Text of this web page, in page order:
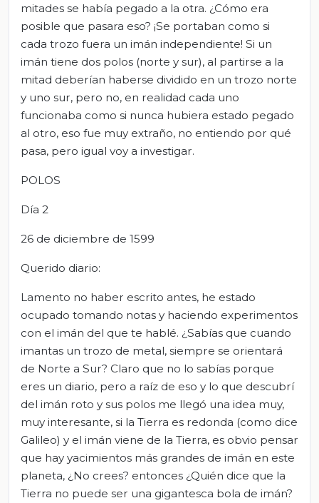
mitades se había pegado a la otra. ¿Cómo era
posible que pasara eso? ¡Se portaban como si
cada trozo fuera un imán independiente! Si un
imán tiene dos polos (norte y sur), al partirse a la
mitad deberían haberse dividido en un trozo norte
y uno sur, pero no, en realidad cada uno
funcionaba como si nunca hubiera estado pegado
al otro, eso fue muy extraño, no entiendo por qué
pasa, pero igual voy a investigar.
POLOS
Día 2
26 de diciembre de 1599
Querido diario:
Lamento no haber escrito antes, he estado
ocupado tomando notas y haciendo experimentos
con el imán del que te hablé. ¿Sabías que cuando
imantas un trozo de metal, siempre se orientará
de Norte a Sur? Claro que no lo sabías porque
eres un diario, pero a raíz de eso y lo que descubrí
del imán roto y sus polos me llegó una idea muy,
muy interesante, si la Tierra es redonda (como dice
Galileo) y el imán viene de la Tierra, es obvio pensar
que hay yacimientos más grandes de imán en este
planeta, ¿No crees? entonces ¿Quién dice que la
Tierra no puede ser una gigantesca bola de imán?